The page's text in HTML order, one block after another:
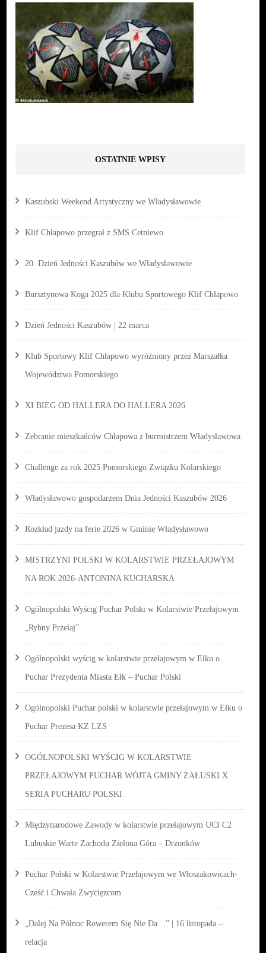
OSTATNIE WPISY
Kaszubski Weekend Artystyczny we Władysławowie
Klif Chłapowo przegrał z SMS Cetniewo
20. Dzień Jedności Kaszubów we Władysławowie
Bursztynowa Koga 2025 dla Klubu Sportowego Klif Chłapowo
Dzień Jedności Kaszubów | 22 marca
Klub Sportowy Klif Chłapowo wyróżniony przez Marszałka
Województwa Pomorskiego
XI BIEG OD HALLERA DO HALLERA 2026
Zebranie mieszkańców Chłapowa z burmistrzem Władysławowa
Challenge za rok 2025 Pomorskiego Związku Kolarskiego
Władysławowo gospodarzem Dnia Jedności Kaszubów 2026
Rozkład jazdy na ferie 2026 w Gminie Władysławowo
MISTRZYNI POLSKI W KOLARSTWIE PRZEŁAJOWYM
NA ROK 2026-ANTONINA KUCHARSKA
Ogólnopolski Wyścig Puchar Polski w Kolarstwie Przełajowym
„Rybny Przełaj”
Ogólnopolski wyścig w kolarstwie przełajowym w Ełku o
Puchar Prezydenta Miasta Ełk – Puchar Polski
Ogólnopolski Puchar polski w kolarstwie przełajowym w Ełku o
Puchar Prezesa KZ LZS
OGÓLNOPOLSKI WYŚCIG W KOLARSTWIE
PRZEŁAJOWYM PUCHAR WÓJTA GMINY ZAŁUSKI X
SERIA PUCHARU POLSKI
Międzynarodowe Zawody w kolarstwie przełajowym UCI C2
Lubuskie Warte Zachodu Zielona Góra – Drzonków
Puchar Polski w Kolarstwie Przełajowym we Włoszakowicach-
Cześć i Chwała Zwycięzcom
„Dalej Na Północ Rowerem Się Nie Da…” | 16 listopada –
relacja